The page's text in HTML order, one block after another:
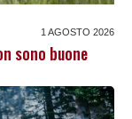
1 AGOSTO 2026
sono buone